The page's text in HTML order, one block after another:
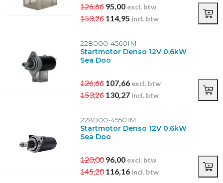
(14)
(1)
B+ bout startmotor
(10)
126,66 95,00 excl. btw
153,26 114,95 incl. btw
228000-4560IM
Startmotor Denso 12V 0,6kW
Sea Doo
126,66 107,66 excl. btw
153,26 130,27 incl. btw
228000-4550IM
Startmotor Denso 12V 0,6kW
Sea Doo
120,0096,00 excl. btw
145,20116,16 incl. btw